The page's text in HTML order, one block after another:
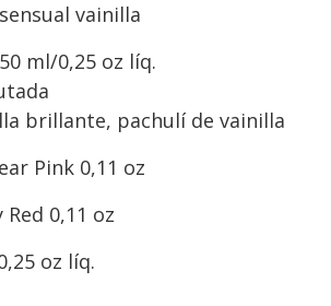
vainilla
ml/0,25 oz líq.
brillante, pachulí de vainilla
Pink 0,11 oz
0,11 oz
oz líq.